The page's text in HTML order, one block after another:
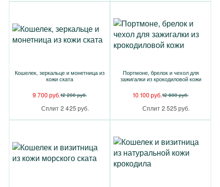
Кошелек, зеркальце и монетница из
кожи ската
9 700 руб.12 200 руб.
Сплит 2 425 руб.
Портмоне, брелок и чехол для
зажигалки из крокодиловой кожи
10 100 руб.12 600 руб.
Сплит 2 525 руб.